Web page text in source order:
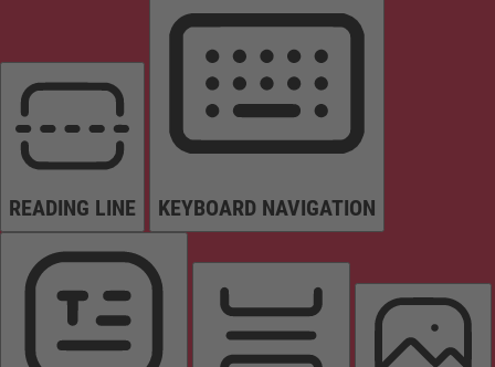
READING LINE KEYBOARD NAVIGATION